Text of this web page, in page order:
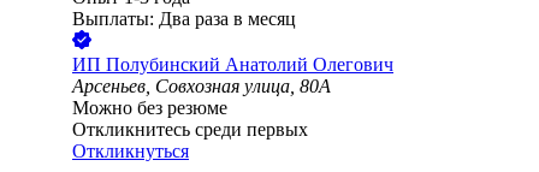
Выплаты: Два раза в месяц
ИП Полубинский Анатолий Олегович
Арсеньев, Совхозная улица, 80А
Можно без резюме
Откликнитесь среди первых
Откликнуться